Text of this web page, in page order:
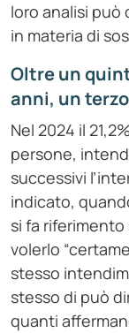
loro analisi
in materia di
Oltre un
anni, un
Nel 2024 il
persone,
successivi
indicato,
si fa
volerlo
stesso
stesso di può
quanti